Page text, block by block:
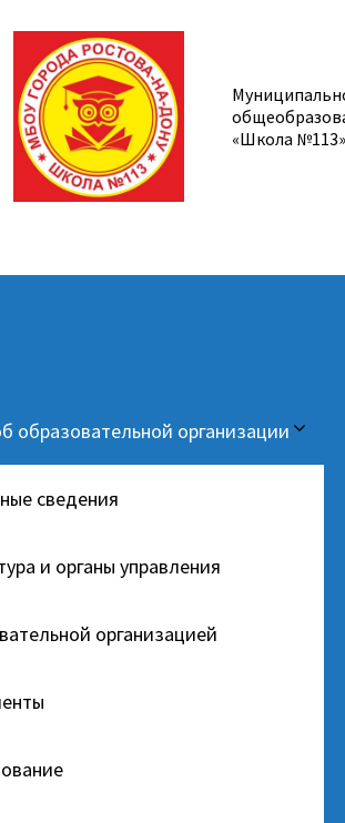
«Школа №113»
образовательной организации
сведения
и органы управления
организацией